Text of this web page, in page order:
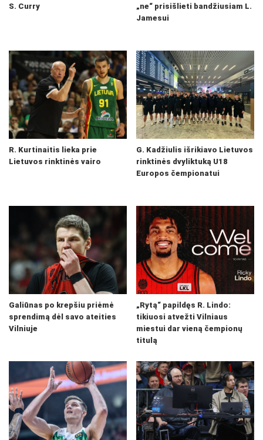
S. Curry
„ne“ prisišlieti bandžiusiam L.
Jamesui
R. Kurtinaitis lieka prie
Lietuvos rinktinės vairo
G. Kadžiulis išrikiavo Lietuvos
rinktinės dvyliktuką U18
Europos čempionatui
Galiūnas po krepšiu priėmė
sprendimą dėl savo ateities
Vilniuje
„Rytą“ papildęs R. Lindo:
tikiuosi atvežti Vilniaus
miestui dar vieną čempionų
titulą